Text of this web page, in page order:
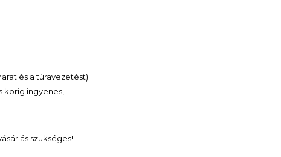
és a túravezetést)
korig ingyenes,
szükséges!